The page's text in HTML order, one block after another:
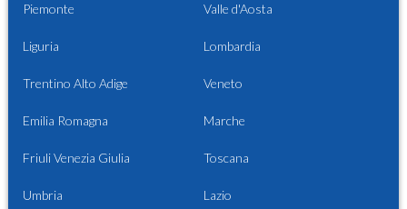
Piemonte Valle d'Aosta
Liguria Lombardia
Trentino Alto Adige Veneto
Emilia Romagna Marche
Friuli Venezia Giulia Toscana
Umbria Lazio